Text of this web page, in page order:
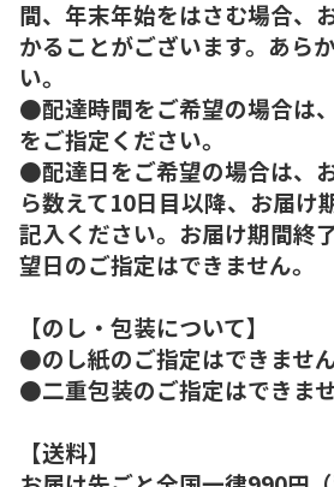
間、年末年始をはさむ場合、
かることがございます。あら
い。
●配達時間をご希望の場合は
をご指定ください。
●配達日をご希望の場合は、
ら数えて10日目以降、お届け
記入ください。お届け期間終
望日のご指定はできません。
【のし・包装について】
●のし紙のご指定はできません
●二重包装のご指定はできませ
【送料】